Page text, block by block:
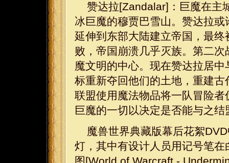
赞达拉[Zandalar]：巨魔在主
冰巨魔的穆贾巴雪山。赞达拉
延伸到东部大陆建立帝国，最
败，帝国崩溃几乎灭族。第二
魔文明的中心。现在赞达拉居
标重新夺回他们的土地，重建
联盟使用魔法物品将一队冒险
巨魔的一切以决定是否能与之
魔兽世界典藏版幕后花絮
灯，其中有设计人员用记号笔